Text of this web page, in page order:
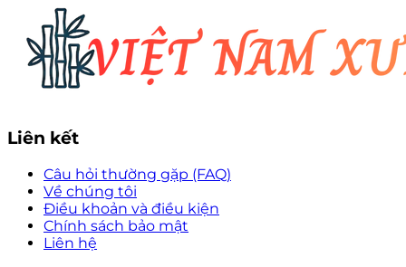
Liên kết
Câu hỏi thường gặp (FAQ)
Về chúng tôi
Điều khoản và điều kiện
Chính sách bảo mật
Liên hệ